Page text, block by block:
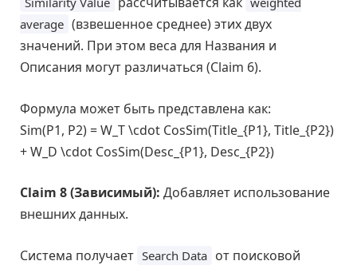
average (взвешенное среднее) этих двух
значений. При этом веса для Названия и
Описания могут различаться (Claim 6).
Формула может быть представлена как:
Sim(P1, P2) = W_T \cdot CosSim(Title_{P1}, Title_{P2})
+ W_D \cdot CosSim(Desc_{P1}, Desc_{P2})
Claim 8 (Зависимый): Добавляет использование
внешних данных.
Система получает Search Data от поисковой